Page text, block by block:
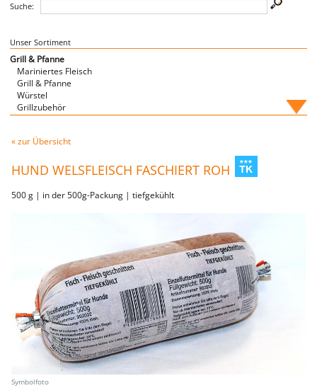
SORTIMENT
LOGIN
FAVORITEN
Suche:
Unser Sortiment
Grill & Pfanne
Mariniertes Fleisch
Grill & Pfanne
Würstel
Grillzubehör
Fische
Fleischwaren
heimisches Wild
Ente & Gans
Wildschwein
Schweinefleisch
Filet
Karree
Bauch
vom Schwein
Sur
Schnitzel
Steaks
Innereien
Kalbfleisch
« zur Übersicht
HUND WELSFLEISCH FASCHIERT ROH
500 g | in der 500g-Packung | tiefgekühlt